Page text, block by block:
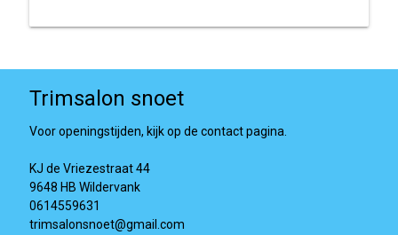
Trimsalon snoet
Voor openingstijden, kijk op de contact pagina.
KJ de Vriezestraat 44
9648 HB Wildervank
0614559631
trimsalonsnoet@gmail.com